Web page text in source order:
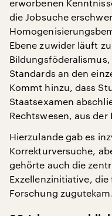
erworbenen
die Jobsuche
Ebene zuwider läuft
Standards an den
Kommt hinzu, dass
Staatsexamen
Rechtswesen, aus
Hierzulande gab es
Korrekturversuche,
gehörte auch die
Exzellenzinitiative,
Forschung